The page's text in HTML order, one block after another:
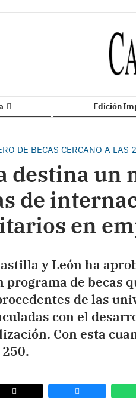
Edición
DE BECAS CERCANO A LAS
destina un
de
en
y León ha
programa de becas
de las
con el
Con esta